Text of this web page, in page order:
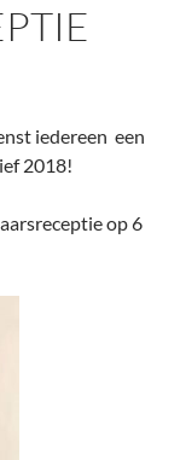
iedereen een
2018!
op 6